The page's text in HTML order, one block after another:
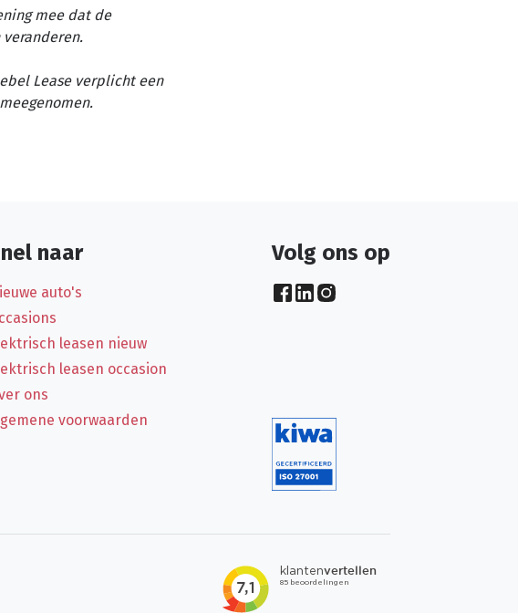
mee dat de
Lease verplicht een
naar
auto's
leasen nieuw
leasen occasion
ons
voorwaarden
Volg ons op